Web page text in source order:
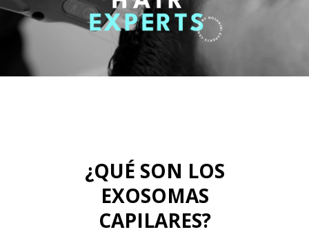
¿QUÉ SON LOS
EXOSOMAS
CAPILARES?